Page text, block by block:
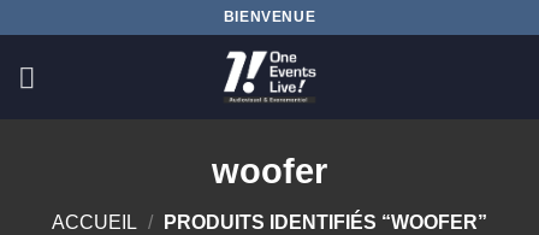
contenu
BIENVENUE
woofer
ACCUEIL / PRODUITS IDENTIFIÉS “WOOFER”